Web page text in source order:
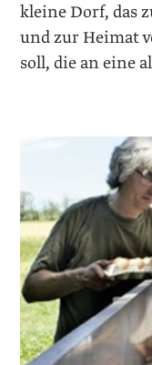
kleine Dorf, das
und zur Heimat
soll, die an eine